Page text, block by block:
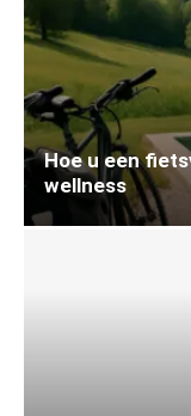
Hoe u een
wellness